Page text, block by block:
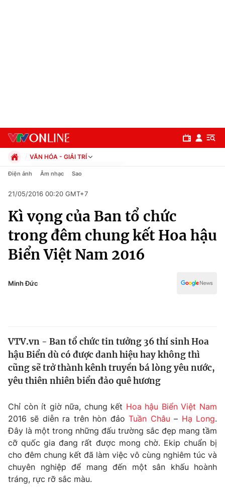
Chuyên mục
Chính trị
Xã hội
Pháp luật
Thế giới
Tin tức
Thế giới đó đây
Câu chuyện quốc tế
Kinh tế
Thị trường
Góc doanh nghiệp
Dữ liệu và đời sống
Truyền hình
Phim VTV
Hậu trường
Giải trí
Điện ảnh
VĂN HÓA - GIẢI TRÍ
Chính trị
Pháp luật
Kinh tế
Thể thao
Truyền hình
Văn hóa - Giải trí
Điện ảnh Âm nhạc Sao
21/05/2016 00:20 GMT+7
Kì vọng của Ban tổ chức
trong đêm chung kết Hoa hậu
Biển Việt Nam 2016
Minh Đức
VTV.vn - Ban tổ chức tin tưởng 36 thí sinh Hoa
hậu Biển dù có được danh hiệu hay không thì
cũng sẽ trở thành kênh truyền bá lòng yêu nước,
yêu thiên nhiên biển đảo quê hương
Chỉ còn ít giờ nữa, chung kết Hoa hậu Biển Việt Nam
2016 sẽ diễn ra trên hòn đảoTuần Châu – Hạ Long.
Đây là một trong những đấu trường sắc đẹp mang tầm
cỡ quốc gia đang rất được mong chờ. Ekip chuẩn bị
cho đêm chung kết đã làm việc vô cùng nghiêm túc và
chuyên nghiệp để mang đến một sân khấu hoành
tráng, rực rỡ sắc màu.